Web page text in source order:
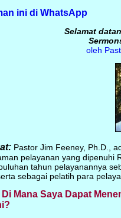
ini di WhatsApp
Selamat
oleh
Pastor Jim Feeney, Ph.D.,
pelayanan yang dipenuhi
tahun pelayanannya
sebagai pelatih para
Mana Saya Dapat